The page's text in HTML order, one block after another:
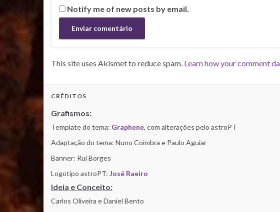
Notify me of new posts by email.
This site uses Akismet to reduce spam. Learn how your comment
CRÉDITOS
Grafismos:
Template do tema: Graphene, com alterações pelo astroPT
Adaptação do tema: Nuno Coimbra e Paulo Aguiar
Banner: Rui Borges
Logotipo astroPT: José Raeiro
Ideia e Conceito:
Carlos Oliveira e Daniel Bento